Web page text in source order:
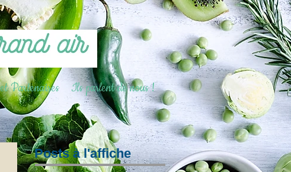
Partenaires Ils parlent de nous !
Posts à l'affiche